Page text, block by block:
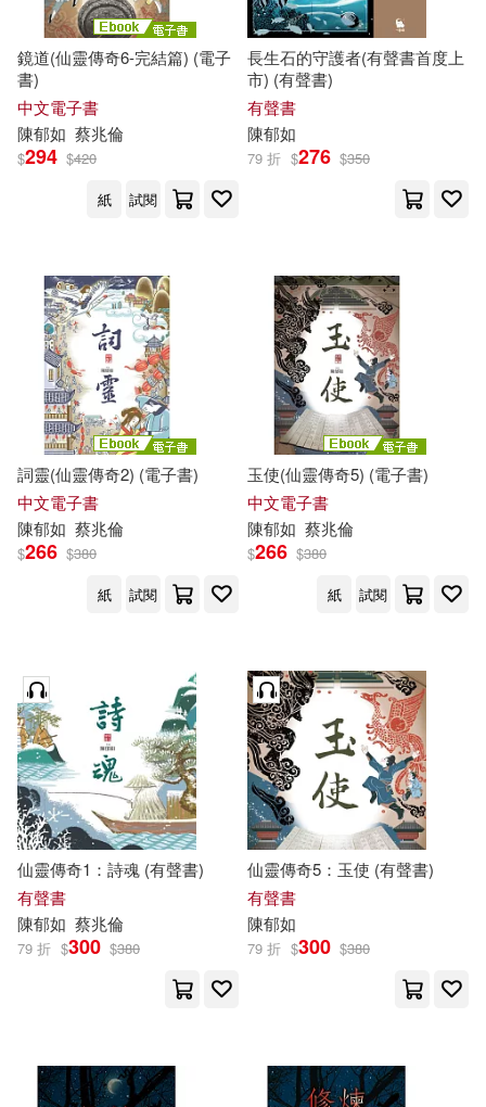
鏡道(仙靈傳奇6-完結篇) (電子
書)
中文電子書
陳郁如 蔡兆倫
$294 $420
紙
試閱
長生石的守護者(有聲書首度上
市) (有聲書)
有聲書
陳郁如
79 折 $276 $350
詞靈(仙靈傳奇2) (電子書)
中文電子書
陳郁如 蔡兆倫
$266 $380
紙
試閱
玉使(仙靈傳奇5) (電子書)
中文電子書
陳郁如 蔡兆倫
$266 $380
紙
試閱
仙靈傳奇1：詩魂 (有聲書)
有聲書
陳郁如 蔡兆倫
79 折 $300 $380
仙靈傳奇5：玉使 (有聲書)
有聲書
陳郁如
79 折 $300 $380